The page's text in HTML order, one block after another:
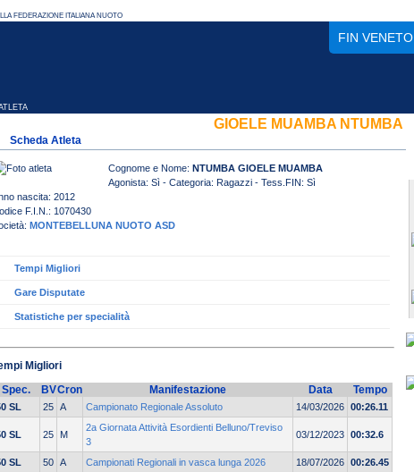
FIN VENETO
GIOELE MUAMBA NTUMBA
Scheda Atleta
Cognome e Nome: NTUMBA GIOELE MUAMBA
Agonista: Sì - Categoria: Ragazzi - Tess.FIN: Sì
nascita: 2012
F.I.N.: 1070430
MONTEBELLUNA NUOTO ASD
Tempi Migliori
Gare Disputate
Statistiche per specialità
Migliori
Spec.
BVCron Manifestazione Data Tempo
SL 25 A Campionato Regionale Assoluto 14/03/2026 00:26.11
SL 25 M
2a Giornata Attività Esordienti Belluno/Treviso
3
03/12/2023 00:32.6
SL 50 A Campionati Regionali in vasca lunga 2026 18/07/2026 00:26.45